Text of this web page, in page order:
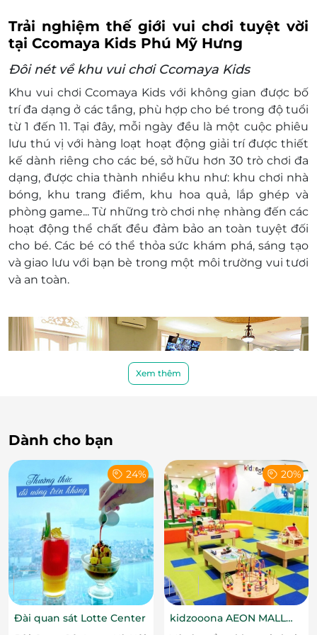
Trải nghiệm thế giới vui chơi tuyệt vời
tại Ccomaya Kids Phú Mỹ Hưng
Đôi nét về khu vui chơi Ccomaya Kids
Khu vui chơi Ccomaya Kids với không gian được bố
trí đa dạng ở các tầng, phù hợp cho bé trong độ tuổi
từ 1 đến 11. Tại đây, mỗi ngày đều là một cuộc phiêu
lưu thú vị với hàng loạt hoạt động giải trí được thiết
kế dành riêng cho các bé, sở hữu hơn 30 trò chơi đa
dạng, được chia thành nhiều khu như: khu chơi nhà
bóng, khu trang điểm, khu hoa quả, lắp ghép và
phòng game... Từ những trò chơi nhẹ nhàng đến các
hoạt động thể chất đều đảm bảo an toàn tuyệt đối
cho bé. Các bé có thể thỏa sức khám phá, sáng tạo
và giao lưu với bạn bè trong một môi trường vui tươi
và an toàn.
Xem thêm
Dành cho bạn
24%
Đài quan sát Lotte Center
20%
kidzooona AEON MALL